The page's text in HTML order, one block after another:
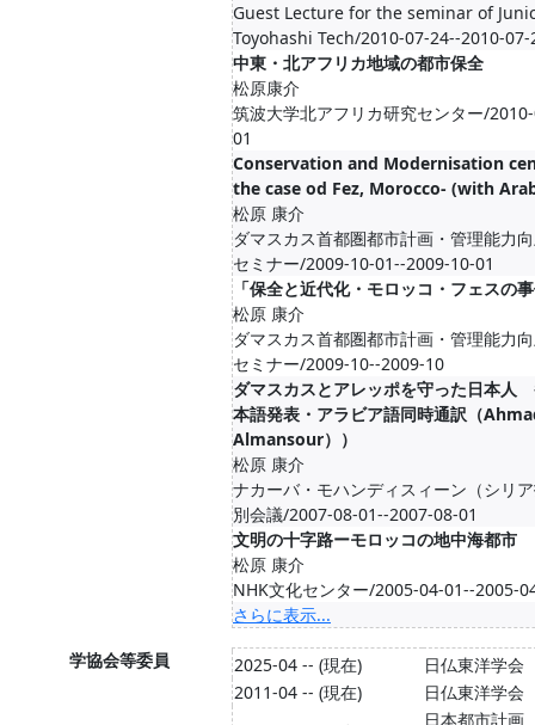
Guest Lecture for the seminar of
Toyohashi Tech/2010-07-24--2010-07-
中東・北アフリカ地域の都市保全
松原康介
筑波大学北アフリカ研究センター/
01
Conservation and Modernisation
the case od Fez, Morocco- (with
松原 康介
ダマスカス首都圏都市計画・管理能力
セミナー/2009-10-01--2009-10-01
「保全と近代化・モロッコ・フェスの
松原 康介
ダマスカス首都圏都市計画・管理能力
セミナー/2009-10--2009-10
ダマスカスとアレッポを守った日本人
本語発表・アラビア語同時通訳（
Almansour））
松原 康介
ナカーバ・モハンディスィーン（シリ
別会議/2007-08-01--2007-08-01
文明の十字路ーモロッコの地中海都市
松原 康介
NHK文化センター/2005-04-01--2005-
さらに表示...
学協会等委員
2025-04 -- (現在)
日仏東洋学会
2011-04 -- (現在)
日仏東洋学会
日本都市計画